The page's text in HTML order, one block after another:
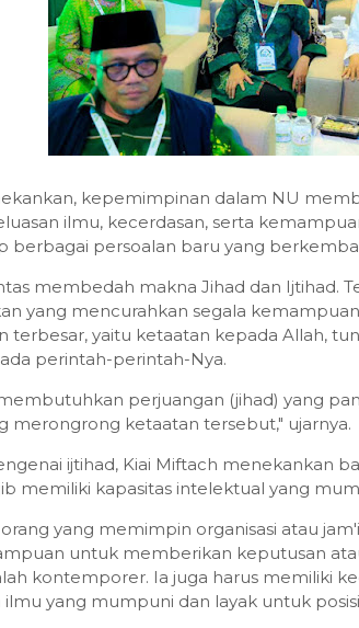
kepemimpinan dalam NU
ilmu, kecerdasan, serta
berbagai persoalan baru yang
membedah makna Jihad dan Ijtihad.
yang mencurahkan segala
terbesar, yaitu ketaatan kepada Allah,
perintah-perintah-Nya.
perjuangan (jihad) yang
merongrong ketaatan tersebut," ujarnya.
ijtihad, Kiai Miftach menekankan
memiliki kapasitas intelektual yang
yang memimpin organisasi atau
untuk memberikan keputusan
kontemporer. Ia juga harus memiliki
ilmu yang mumpuni dan layak untuk